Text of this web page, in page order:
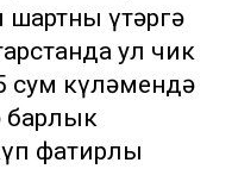
үтәргә
ул чик
сум күләмендә
барлык
фатирлы